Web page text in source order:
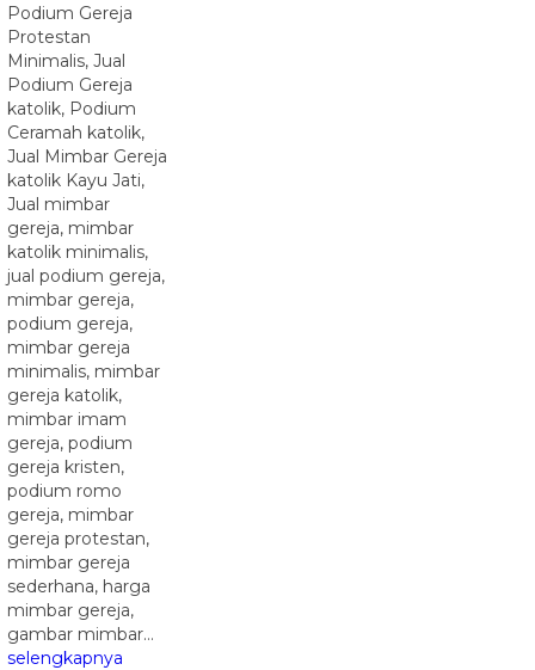
Podium Gereja
Protestan
Minimalis, Jual
Podium Gereja
katolik, Podium
Ceramah katolik,
Jual Mimbar Gereja
katolik Kayu Jati,
Jual mimbar
gereja, mimbar
katolik minimalis,
jual podium gereja,
mimbar gereja,
podium gereja,
mimbar gereja
minimalis, mimbar
gereja katolik,
mimbar imam
gereja, podium
gereja kristen,
podium romo
gereja, mimbar
gereja protestan,
mimbar gereja
sederhana, harga
mimbar gereja,
gambar mimbar…
selengkapnya